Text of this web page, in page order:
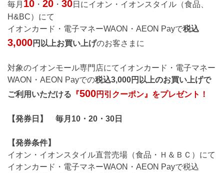
毎月 10 ・ 20 ・ 30日にイオン・イオンスタイル（食品、
H&BC）にて
イオンカード・電子マネーWAON・AEON Payで税込
3,000円以上お買い上げのお客さまに
対象のイオンモール専門店にてイオンカード・電子マネー
WAON・AEON Payでの税込3,000円以上のお買い上げで
ご利用いただける 『500円引クーポン』をプレゼント！
【発券日】 毎月10・20・30日
【発券条件】
イオン・イオンスタイル直営売場（食品・Ｈ＆ＢＣ）にて
イオンカード・電子マネーWAON・AEON Payで税込